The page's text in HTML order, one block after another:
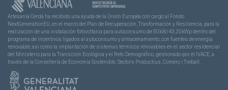
Artesanía Cerdá ha recibido una ayuda de la Unión Europea con cargo al Fondo
NextGenerationEU, en el marco del Plan de Recuperación, Trasformación y Resiliencia, para la
realización de una instalación fotovoltaica para autoconsumo de 50kW/43,20kWp dentro del
programa de incentivos ligados al autoconsumo y almacenamiento, con fuentes de energía
renovable, así como la implantación de sistemas térmicos renovables en el sector residencial
del Ministerio para la Transición Ecológica y el Reto Demográfico, gestionado por el IVACE, a
través de la Consellería de Economía Sostenible, Sectors Productius, Comerç i Treball.